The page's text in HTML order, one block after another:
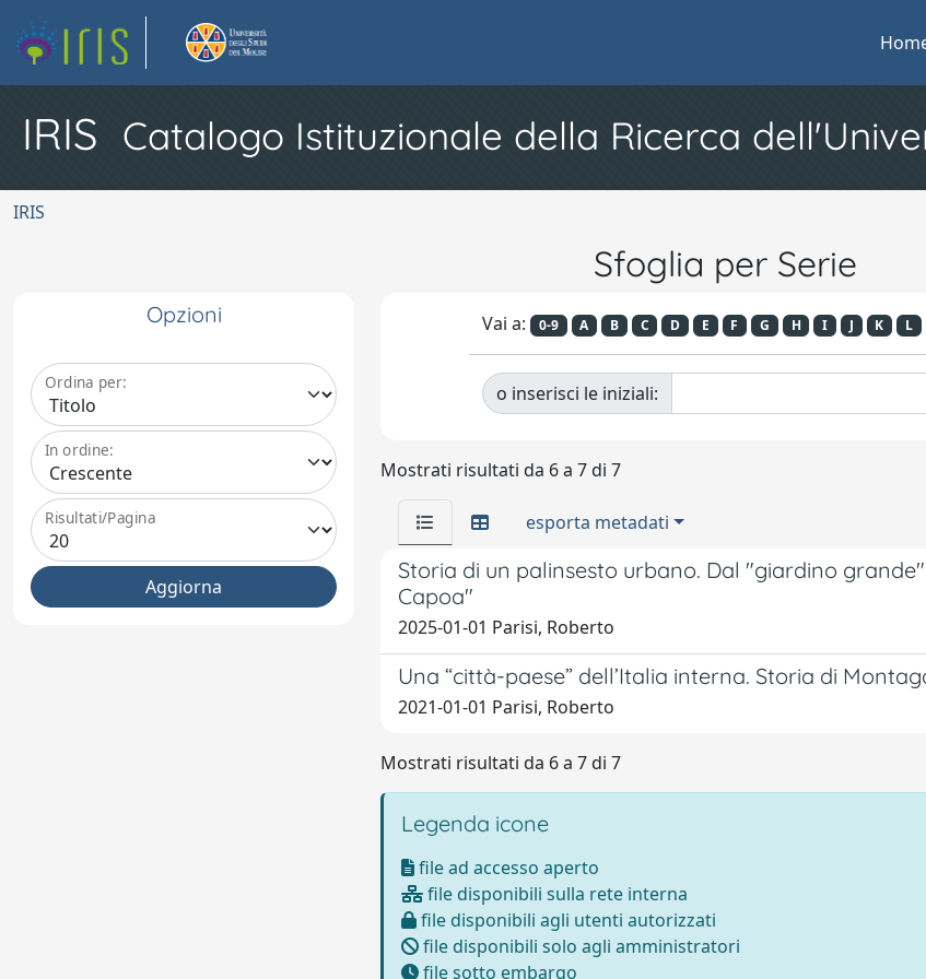
IRIS Catalogo Istituzionale della Ricerca
IRIS
Sfoglia per Serie
Opzioni
Ordina per:
In ordine:
Risultati/Pagina
Vai a: 0-9 A B C D E F G H I J K L
o inserisci le iniziali:
Mostrati risultati da 6 a 7 di 7
esporta metadati
Storia di un palinsesto urbano. Dal "giardino
Capoa"
2025-01-01 Parisi, Roberto
Una “città-paese” dell’Italia interna. Storia di
2021-01-01 Parisi, Roberto
Mostrati risultati da 6 a 7 di 7
Legenda icone
file ad accesso aperto
file disponibili sulla rete interna
file disponibili agli utenti autorizzati
file disponibili solo agli amministratori
file sotto embargo